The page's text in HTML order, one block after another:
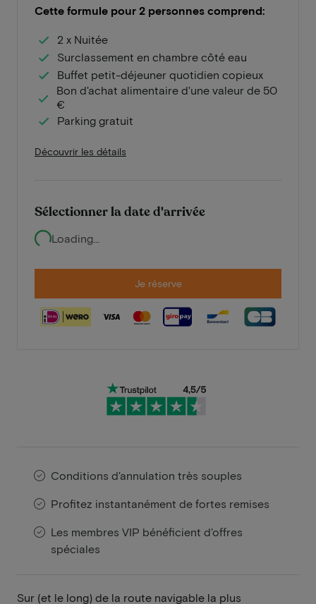
Cette formule pour 2 personnes comprend:
2 x Nuitée
Surclassement en chambre côté eau
Buffet petit-déjeuner quotidien copieux
Bon d'achat alimentaire d'une valeur de 50
€
Parking gratuit
Découvrir les détails
Sélectionner la date d'arrivée
Loading...
Je réserve
Conditions d'annulation très souples
Profitez instantanément de fortes remises
Les membres VIP bénéficient d'offres
spéciales
Sur (et le long) de la route navigable la plus